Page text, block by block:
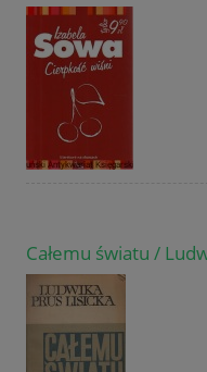
Całemu światu /